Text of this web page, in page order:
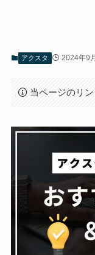
アクスタ 2024年9
当ページのリ